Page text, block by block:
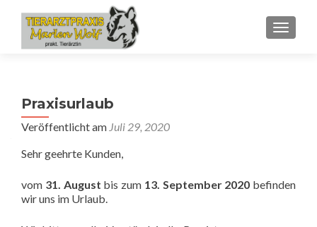
Praxisurlaub
Veröffentlicht am Juli 29, 2020
Sehr geehrte Kunden,
vom 31. August bis zum 13. September 2020 befinden
wir uns im Urlaub.